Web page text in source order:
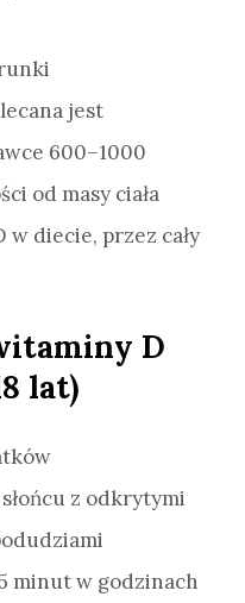
jest
600–1000
od masy ciała
diecie, przez cały
D
lat)
z odkrytymi
minut w godzinach